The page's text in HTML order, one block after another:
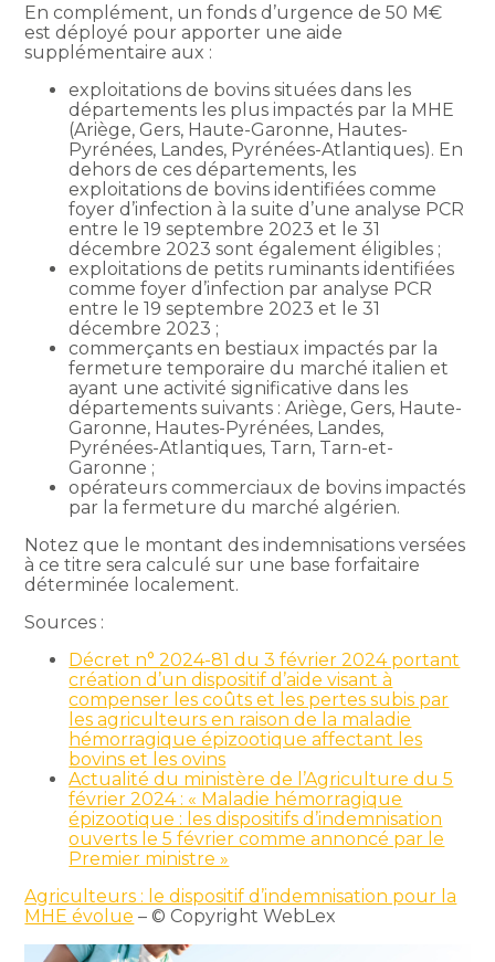
En complément, un fonds d’urgence de 50 M€
est déployé pour apporter une aide
supplémentaire aux :
exploitations de bovins situées dans les
départements les plus impactés par la MHE
(Ariège, Gers, Haute-Garonne, Hautes-
Pyrénées, Landes, Pyrénées-Atlantiques). En
dehors de ces départements, les
exploitations de bovins identifiées comme
foyer d’infection à la suite d’une analyse PCR
entre le 19 septembre 2023 et le 31
décembre 2023 sont également éligibles ;
exploitations de petits ruminants identifiées
comme foyer d’infection par analyse PCR
entre le 19 septembre 2023 et le 31
décembre 2023 ;
commerçants en bestiaux impactés par la
fermeture temporaire du marché italien et
ayant une activité significative dans les
départements suivants : Ariège, Gers, Haute-
Garonne, Hautes-Pyrénées, Landes,
Pyrénées-Atlantiques, Tarn, Tarn-et-
Garonne ;
opérateurs commerciaux de bovins impactés
par la fermeture du marché algérien.
Notez que le montant des indemnisations versées
à ce titre sera calculé sur une base forfaitaire
déterminée localement.
Sources :
Décret n° 2024-81 du 3 février 2024 portant
création d’un dispositif d’aide visant à
compenser les coûts et les pertes subis par
les agriculteurs en raison de la maladie
hémorragique épizootique affectant les
bovins et les ovins
Actualité du ministère de l’Agriculture du 5
février 2024 : « Maladie hémorragique
épizootique : les dispositifs d’indemnisation
ouverts le 5 février comme annoncé par le
Premier ministre »
Agriculteurs : le dispositif d’indemnisation pour la
MHE évolue – © Copyright WebLex